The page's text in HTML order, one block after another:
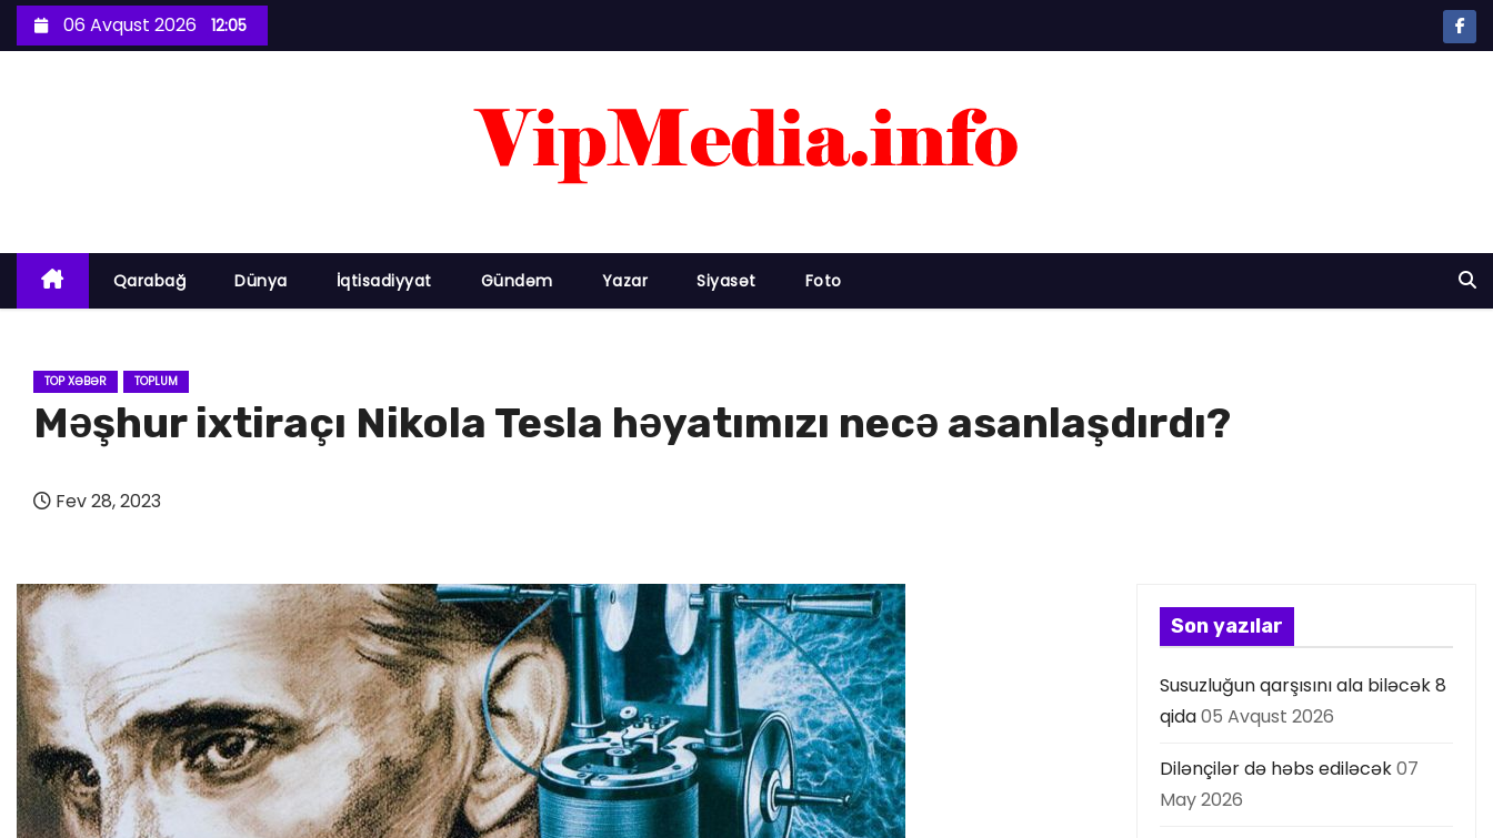
k
06 Avqust 2026 12:05
Qarabağ Dünya İqtisadiyyat Gündəm Yazar Siyasət Foto
TOP XƏBƏR TOPLUM
Məşhur ixtiraçı Nikola Tesla həyatımızı necə asanlaşdırdı?
Fev 28, 2023
Son yazılar
Susuzluğun qarşısını ala biləcək 8
qida05 Avqust 2026
Dilənçilər də həbs ediləcək07
May 2026